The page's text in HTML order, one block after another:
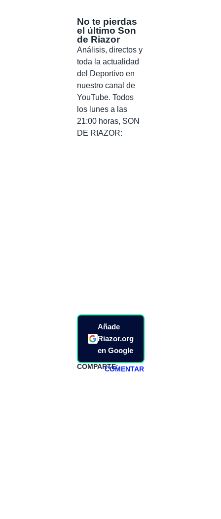
No te pierdas
el último Son
de Riazor
Análisis, directos y
toda la actualidad
del Deportivo en
nuestro canal de
YouTube. Todos
los lunes a las
21:00 horas, SON
DE RIAZOR:
Añade
Riazor.org
en Google
COMPARTE:COMENTAR